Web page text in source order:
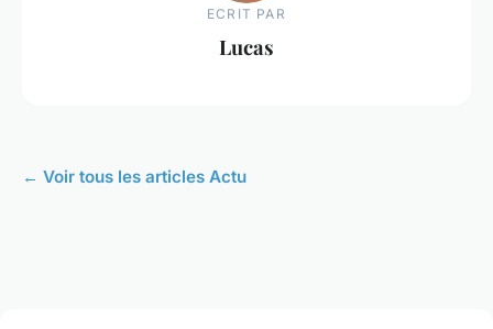
ECRIT PAR
Lucas
← Voir tous les articles Actu